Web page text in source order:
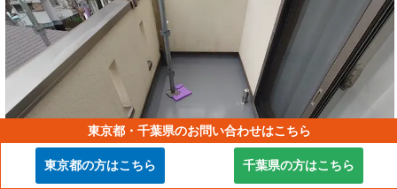
東京都・千葉県のお問い合わせはこちら
東京都の方はこちら 千葉県の方はこちら